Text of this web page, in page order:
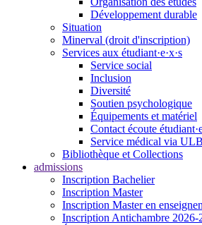
Développement durable
Situation
Minerval (droit d'inscription)
Services aux étudiant·e·x·s
Service social
Inclusion
Diversité
Soutien psychologique
Équipements et matériel
Contact écoute
Service médical via ULB
Bibliothèque et Collections
admissions
Inscription Bachelier
Inscription Master
Inscription Master en
Inscription Antichambre 2026-